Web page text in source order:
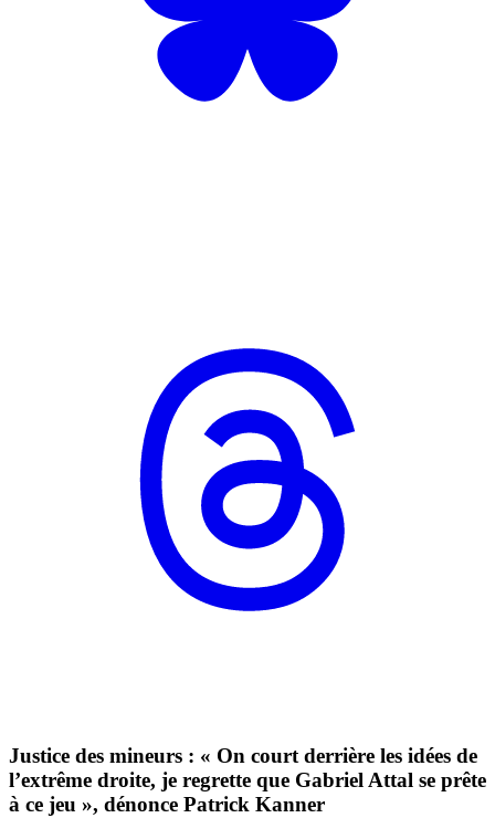
Justice des mineurs : « On court derrière les idées de
l’extrême droite, je regrette que Gabriel Attal se prête
à ce jeu », dénonce Patrick Kanner